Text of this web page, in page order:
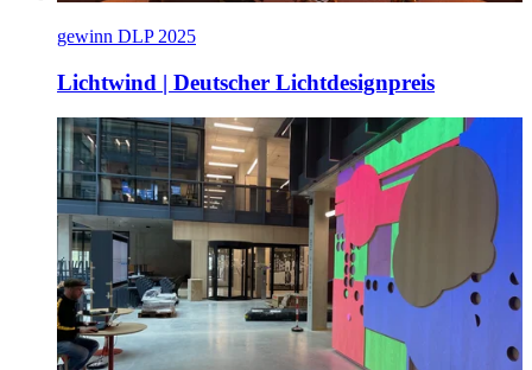
gewinn DLP 2025
Lichtwind | Deutscher Lichtdesignpreis